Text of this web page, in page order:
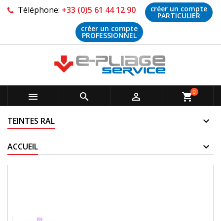
Téléphone: +33 (0)5 61 44 12 90 créer un compte
PARTICULIER
créer un compte
PROFESSIONNEL
   shopping_cart0
TEINTES RAL
ACCUEIL